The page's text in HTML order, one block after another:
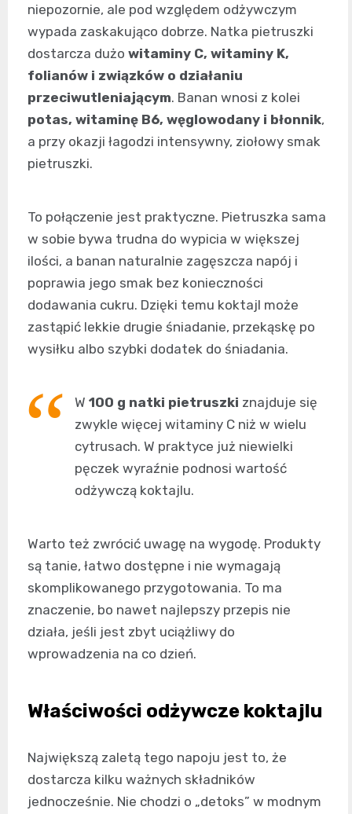
niepozornie, ale pod względem odżywczym
wypada zaskakująco dobrze. Natka pietruszki
dostarcza dużo witaminy C, witaminy K,
folianów i związków o działaniu
przeciwutleniającym. Banan wnosi z kolei
potas, witaminę B6, węglowodany i błonnik,
a przy okazji łagodzi intensywny, ziołowy smak
pietruszki.
To połączenie jest praktyczne. Pietruszka sama
w sobie bywa trudna do wypicia w większej
ilości, a banan naturalnie zagęszcza napój i
poprawia jego smak bez konieczności
dodawania cukru. Dzięki temu koktajl może
zastąpić lekkie drugie śniadanie, przekąskę po
wysiłku albo szybki dodatek do śniadania.
W 100 g natki pietruszki znajduje się
zwykle więcej witaminy C niż w wielu
cytrusach. W praktyce już niewielki
pęczek wyraźnie podnosi wartość
odżywczą koktajlu.
Warto też zwrócić uwagę na wygodę. Produkty
są tanie, łatwo dostępne i nie wymagają
skomplikowanego przygotowania. To ma
znaczenie, bo nawet najlepszy przepis nie
działa, jeśli jest zbyt uciążliwy do
wprowadzenia na co dzień.
Właściwości odżywcze koktajlu
Największą zaletą tego napoju jest to, że
dostarcza kilku ważnych składników
jednocześnie. Nie chodzi o „detoks” w modnym